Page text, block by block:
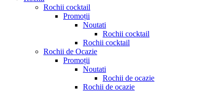
Rochii cocktail
Promoții
Noutati
Rochii cocktail
Rochii cocktail
Rochii de Ocazie
Promoții
Noutati
Rochii de ocazie
Rochii de ocazie